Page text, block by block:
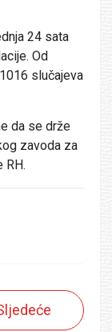
24 sata
Od
slučajeva
da se drže
zavoda za
RH.